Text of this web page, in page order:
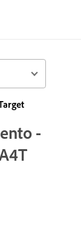
-